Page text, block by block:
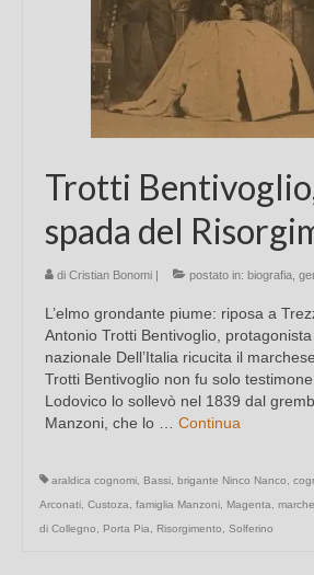
Trotti
spada del
di Cristian Bonomi | postato in: biografia
L’elmo grondante piume: riposa a
Antonio Trotti Bentivoglio, protagonista
nazionale Dell’Italia ricucita il
Trotti Bentivoglio non fu solo
Lodovico lo sollevò nel 1839 dal
Manzoni, che lo … Continua
araldica cognomi Bassi brigante Ninco Nanco
Arconati Custoza famiglia Manzoni Magenta
di Collegno
Porta Pia Risorgimento Solferino